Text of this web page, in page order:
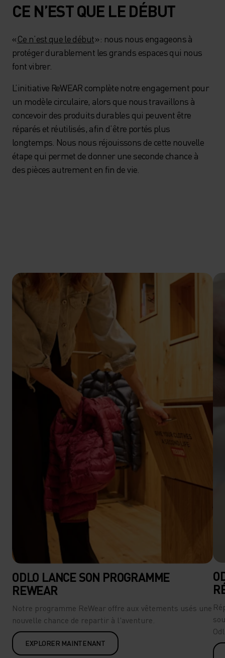
CE N’EST QUE LE DÉBUT
«Ce n’est que le début» : nous nous engageons à
protéger durablement les grands espaces qui nous
font vibrer.
L’initiative ReWEAR complète notre engagement pour
un modèle circulaire, alors que nous travaillons à
concevoir des produits durables qui peuvent être
réparés et réutilisés, afin d’être portés plus
longtemps. Nous nous réjouissons de cette nouvelle
étape qui permet de donner une seconde chance à
des pièces autrement en fin de vie.
ODLO LANCE SON PROGRAMME
REWEAR
Notre programme ReWear offre aux vêtements usés une
nouvelle chance de repartir à l'aventure.
EXPLORER MAINTENANT